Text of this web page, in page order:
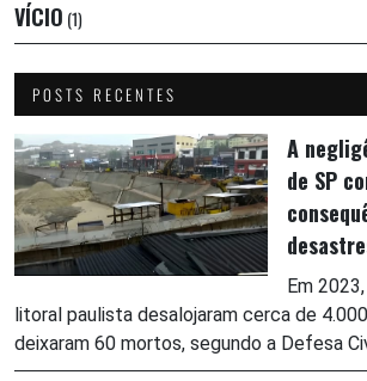
VÍCIO (1)
POSTS RECENTES
A
de SP
Em
litoral paulista desalojaram cerca de
deixaram 60 mortos, segundo a Defesa